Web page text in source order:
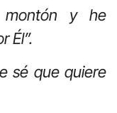
montón y he
Él”.
sé que quiere